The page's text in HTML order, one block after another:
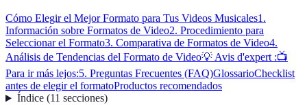
Cómo Elegir el Mejor Formato para Tus Videos Musicales1.
Información sobre Formatos de Video2. Procedimiento para
Seleccionar el Formato3. Comparativa de Formatos de Video4.
Análisis de Tendencias del Formato de Video💡 Avis d'expert :📺
Para ir más lejos:5. Preguntas Frecuentes (FAQ)GlossarioChecklist
antes de elegir el formatoProductos recomendados
Índice(11 secciones)